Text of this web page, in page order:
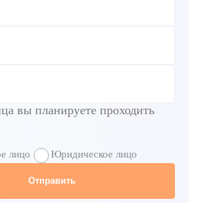
вы планируете проходить
лицо Юридическое лицо